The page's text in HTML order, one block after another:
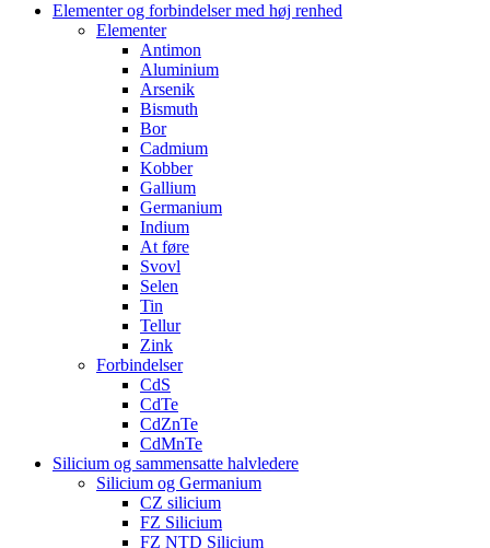
Elementer og forbindelser med høj renhed
Elementer
Antimon
Aluminium
Arsenik
Bismuth
Bor
Cadmium
Kobber
Gallium
Germanium
Indium
At føre
Svovl
Selen
Tin
Tellur
Zink
Forbindelser
CdS
CdTe
CdZnTe
CdMnTe
Silicium og sammensatte halvledere
Silicium og Germanium
CZ silicium
FZ Silicium
FZ NTD Silicium